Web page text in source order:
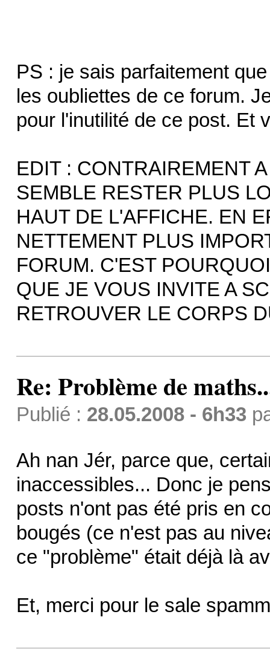
PS : je sais parfaitement
les oubliettes de ce forum.
pour l'inutilité de ce post. Et
EDIT : CONTRAIREMENT
SEMBLE RESTER PLUS
HAUT DE L'AFFICHE. EN
NETTEMENT PLUS
FORUM. C'EST
QUE JE VOUS INVITE A
RETROUVER LE CORPS
Re: Problème de
Publié : 28.05.2008 - 6h33
Ah nan Jér, parce que,
inaccessibles... Donc je
posts n'ont pas été pris en
bougés (ce n'est pas au
ce "problème" était déjà là
Et, merci pour le sale